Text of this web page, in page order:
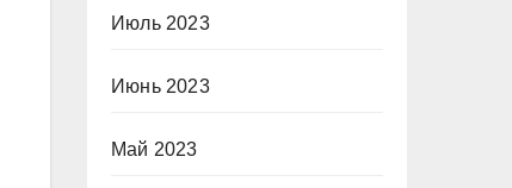
Июль 2023
Июнь 2023
Май 2023